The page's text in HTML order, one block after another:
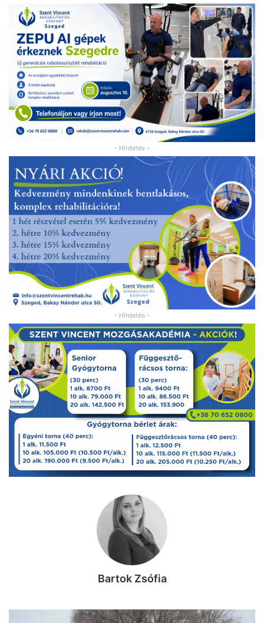
- Hirdetés -
- Hirdetés -
Bartok Zsófia